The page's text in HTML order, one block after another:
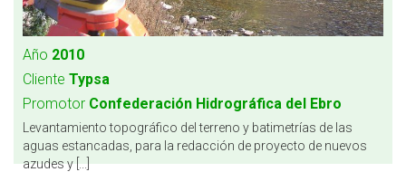
Año 2010
Cliente Typsa
Promotor Confederación Hidrográfica del Ebro
Levantamiento topográfico del terreno y batimetrías de las
aguas estancadas, para la redacción de proyecto de nuevos
azudes y [...]